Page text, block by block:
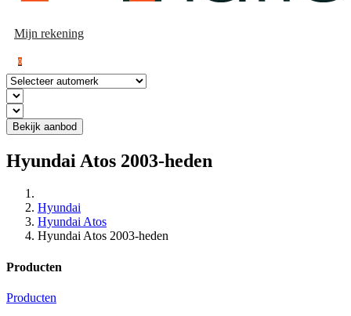
Mijn rekening
0
Bekijk aanbod
Hyundai Atos 2003-heden
Hyundai
Hyundai Atos
Hyundai Atos 2003-heden
Producten
Producten